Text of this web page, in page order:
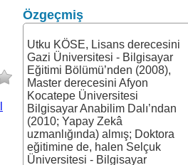
Özgeçmiş
Utku KÖSE, Lisans derecesini
Gazi Üniversitesi - Bilgisayar
Eğitimi Bölümü’nden (2008),
Master derecesini Afyon
Kocatepe Üniversitesi
Bilgisayar Anabilim Dalı’ndan
(2010; Yapay Zekâ
uzmanlığında) almış; Doktora
eğitimine de, halen Selçuk
Üniversitesi - Bilgisayar